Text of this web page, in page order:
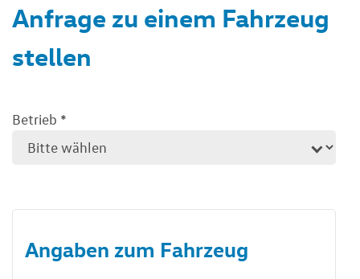
Anfrage zu einem Fahrzeug
stellen
Betrieb *
Angaben zum Fahrzeug